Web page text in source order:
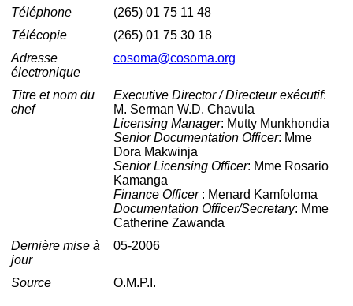
Téléphone
(265) 01 75 11 48
Télécopie
(265) 01 75 30 18
Adresse
électronique
cosoma@cosoma.org
Titre et nom du
chef
Executive Director / Directeur exécutif:
M. Serman W.D. Chavula
Licensing Manager: Mutty Munkhondia
Senior Documentation Officer: Mme
Dora Makwinja
Senior Licensing Officer: Mme Rosario
Kamanga
Finance Officer : Menard Kamfoloma
Documentation Officer/Secretary: Mme
Catherine Zawanda
Dernière mise à
jour
05-2006
Source O.M.P.I.